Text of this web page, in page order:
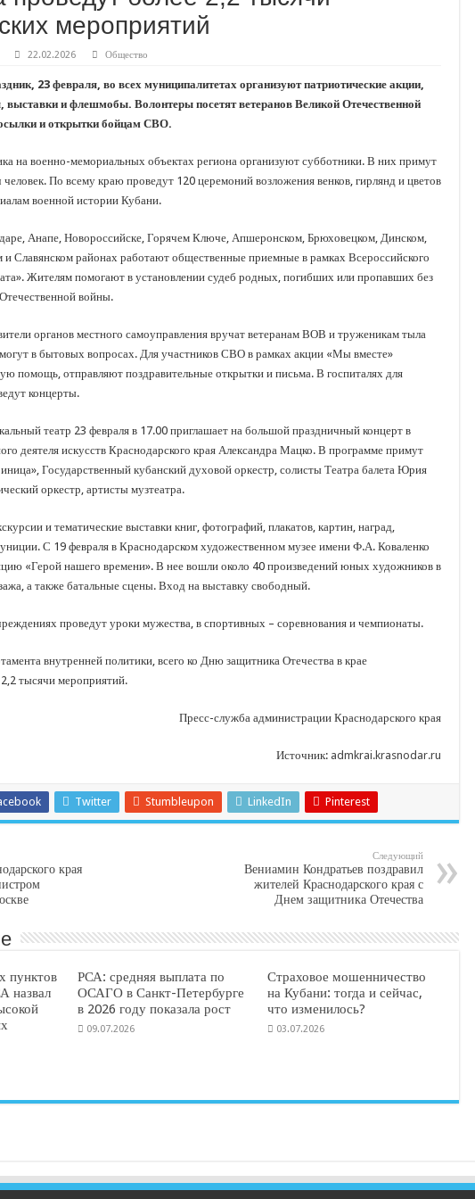
школах Кубани запустят проект «Предпринимательские классы 2.0»
года капитально отремонтировали 209 многоквартирных домов
вашу страховую компанию
отметили День России
й юбилейный молодежный форум «Регион 93»
мероприятий
22.02.2026 Общество
23 февраля, во всех муниципалитетах организуют патриотические акции,
выставки и флешмобы. Волонтеры посетят ветеранов Великой Отечественной
и открытки бойцам СВО.
на военно-мемориальных объектах региона организуют субботники. В них примут
человек. По всему краю проведут 120 церемоний возложения венков, гирлянд и цветов
военной истории Кубани.
Анапе, Новороссийске, Горячем Ключе, Апшеронском, Брюховецком, Динском,
и Славянском районах работают общественные приемные в рамках Всероссийского
Жителям помогают в установлении судеб родных, погибших или пропавших без
войны.
органов местного самоуправления вручат ветеранам ВОВ и труженикам тыла
в бытовых вопросах. Для участников СВО в рамках акции «Мы вместе»
помощь, отправляют поздравительные открытки и письма. В госпиталях для
концерты.
театр 23 февраля в 17.00 приглашает на большой праздничный концерт в
деятеля искусств Краснодарского края Александра Мацко. В программе примут
Государственный кубанский духовой оркестр, солисты Театра балета Юрия
оркестр, артисты музтеатра.
и тематические выставки книг, фотографий, плакатов, картин, наград,
С 19 февраля в Краснодарском художественном музее имени Ф.А. Коваленко
«Герой нашего времени». В нее вошли около 40 произведений юных художников в
а также батальные сцены. Вход на выставку свободный.
проведут уроки мужества, в спортивных – соревнования и чемпионаты.
внутренней политики, всего ко Дню защитника Отечества в крае
тысячи мероприятий.
Пресс-служба администрации Краснодарского края
Источник: admkrai.krasnodar.ru
Twitter Stumbleupon LinkedIn Pinterest
края
Следующий
Вениамин Кондратьев поздравил
жителей Краснодарского края с
Днем защитника Отечества
пунктов
назвал
РСА: средняя выплата по
ОСАГО в Санкт-Петербурге
в 2026 году показала рост
09.07.2026
Страховое мошенничество
на Кубани: тогда и сейчас,
что изменилось?
03.07.2026